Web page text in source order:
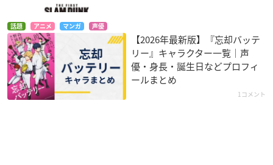
CGN9#BORUTOpic.twitter.com/8aLxjSRQtI
— アニメ BORUTO-ボルト-【公式】 (@NARUTOtoBORUT
O)December 19, 2020
話題 アニメ マンガ 声優
【2026年最新版】『忘却バッテ
リー』キャラクター一覧｜声
優・身長・誕生日などプロフィ
ールまとめ
1コメント